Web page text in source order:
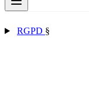
RGPD §